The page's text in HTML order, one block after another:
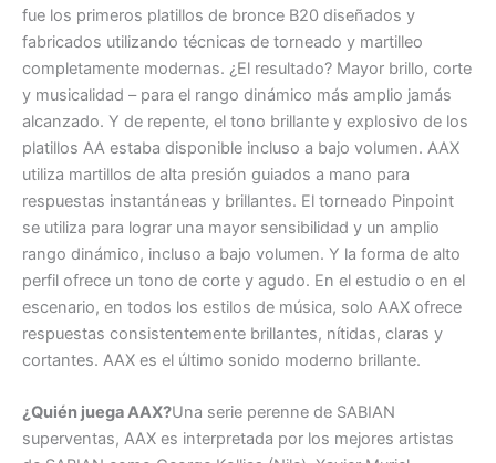
fue los primeros platillos de bronce B20 diseñados y
fabricados utilizando técnicas de torneado y martilleo
completamente modernas. ¿El resultado? Mayor brillo, corte
y musicalidad – para el rango dinámico más amplio jamás
alcanzado. Y de repente, el tono brillante y explosivo de los
platillos AA estaba disponible incluso a bajo volumen. AAX
utiliza martillos de alta presión guiados a mano para
respuestas instantáneas y brillantes. El torneado Pinpoint
se utiliza para lograr una mayor sensibilidad y un amplio
rango dinámico, incluso a bajo volumen. Y la forma de alto
perfil ofrece un tono de corte y agudo. En el estudio o en el
escenario, en todos los estilos de música, solo AAX ofrece
respuestas consistentemente brillantes, nítidas, claras y
cortantes. AAX es el último sonido moderno brillante.
¿Quién juega AAX?Una serie perenne de SABIAN
superventas, AAX es interpretada por los mejores artistas